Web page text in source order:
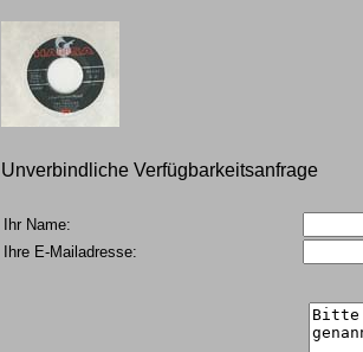
Unverbindliche Verfügbarkeitsanfrage
Ihr Name:
Ihre E-Mailadresse: